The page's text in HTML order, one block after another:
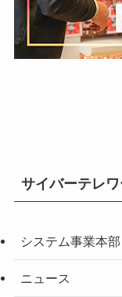
サイバーテレ
システム事業本部
ニュース